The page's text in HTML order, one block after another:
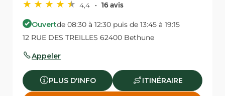
4,4 16 avis
Ouvertde 08:30 à 12:30 puis de 13:45 à 19:15
12 RUE DES TREILLES 62400 Bethune
Appeler
PLUS D'INFO ITINÉRAIRE